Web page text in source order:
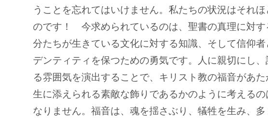
うことを忘れてはいけません。私たちの状況はそれ
のです！ 今求められているのは、聖書の真理に対す
分たちが生きている文化に対する知識、そして信仰者
デンティティを保つための勇気です。人に親切にし
る雰囲気を演出することで、キリスト教の福音があた
生に添えられる素敵な飾りであるかのように考える
なりません。福音は、魂を揺さぶり、犠牲を生み、